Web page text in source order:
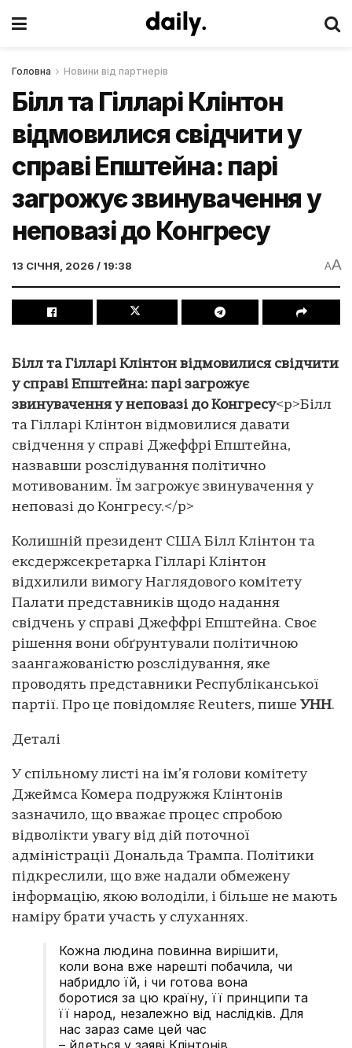
Головна Новини від партнерів
Білл та Гілларі Клінтон
відмовилися свідчити у
справі Епштейна: парі
загрожує звинувачення у
неповазі до Конгресу
13 СІЧНЯ, 2026 / 19:38 AA
Білл та Гілларі Клінтон відмовилися свідчити
у справі Епштейна: парі загрожує
звинувачення у неповазі до Конгресу<p>Білл
та Гілларі Клінтон відмовилися давати
свідчення у справі Джеффрі Епштейна,
назвавши розслідування політично
мотивованим. Їм загрожує звинувачення у
неповазі до Конгресу.</p>
Колишній президент США Білл Клінтон та
ексдержсекретарка Гілларі Клінтон
відхилили вимогу Наглядового комітету
Палати представників щодо надання
свідчень у справі Джеффрі Епштейна. Своє
рішення вони обґрунтували політичною
заангажованістю розслідування, яке
проводять представники Республіканської
партії. Про це повідомляє Reuters, пише УНН.
Деталі
У спільному листі на ім’я голови комітету
Джеймса Комера подружжя Клінтонів
зазначило, що вважає процес спробою
відволікти увагу від дій поточної
адміністрації Дональда Трампа. Політики
підкреслили, що вже надали обмежену
інформацію, якою володіли, і більше не мають
наміру брати участь у слуханнях.
Кожна людина повинна вирішити,
коли вона вже нарешті побачила, чи
набридло їй, і чи готова вона
боротися за цю країну, її принципи та
її народ, незалежно від наслідків. Для
нас зараз саме цей час
– йдеться у заяві Клінтонів.